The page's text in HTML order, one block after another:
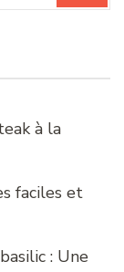
à la
faciles et
: Une